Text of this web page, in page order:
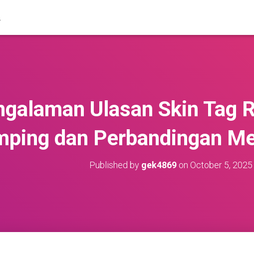
Ulasan Skin Tag
dan Perbandingan
Published by gek4869on October 5, 2025